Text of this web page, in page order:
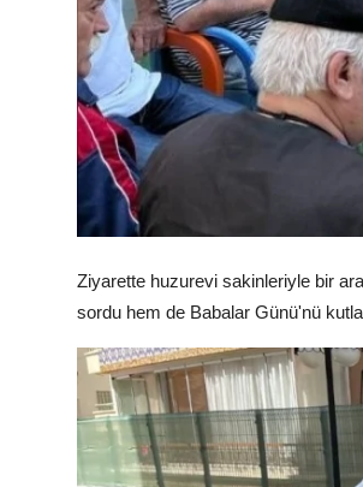
Ziyarette huzurevi sakinleriyle bir
sordu hem de Babalar Günü'nü